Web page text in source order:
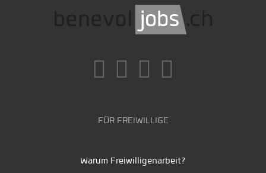
FÜR FREIWILLIGE
Warum Freiwilligenarbeit?